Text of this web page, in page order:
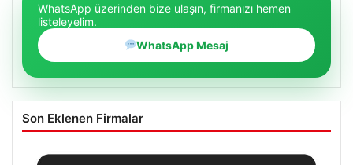
WhatsApp üzerinden bize ulaşın, firmanızı hemen
listeleyelim.
WhatsApp Mesaj
Son Eklenen Firmalar